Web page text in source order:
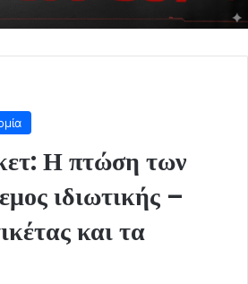
Η πτώση των
ιδιωτικής –
και τα